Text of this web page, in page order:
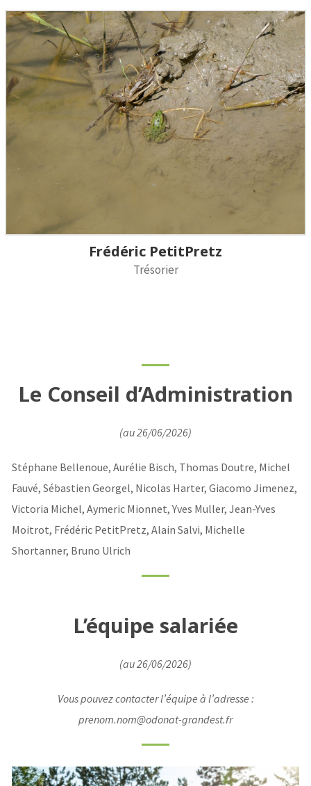
Frédéric PetitPretz
Trésorier
Le Conseil d’Administration
(au 26/06/2026)
Stéphane Bellenoue, Aurélie Bisch, Thomas Doutre, Michel
Fauvé, Sébastien Georgel, Nicolas Harter, Giacomo Jimenez,
Victoria Michel, Aymeric Mionnet, Yves Muller, Jean-Yves
Moitrot, Frédéric PetitPretz, Alain Salvi, Michelle
Shortanner, Bruno Ulrich
L’équipe salariée
(au 26/06/2026)
Vous pouvez contacter l’équipe à l’adresse :
prenom.nom@odonat-grandest.fr